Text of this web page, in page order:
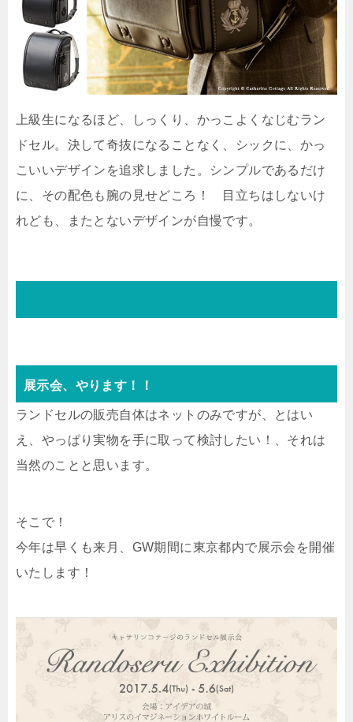
上級生になるほど、しっくり、かっこよくなじむラン
ドセル。決して奇抜になることなく、シックに、かっ
こいいデザインを追求しました。シンプルであるだけ
に、その配色も腕の見せどころ！ 目立ちはしないけ
れども、またとないデザインが自慢です。
展示会、やります！！
ランドセルの販売自体はネットのみですが、とはい
え、やっぱり実物を手に取って検討したい！、それは
当然のことと思います。
そこで！
今年は早くも来月、GW期間に東京都内で展示会を開催
いたします！